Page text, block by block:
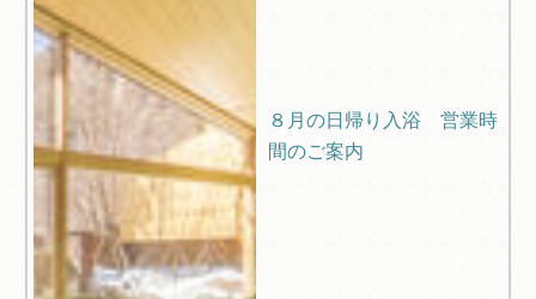
８月の日帰り入浴 営業時
間のご案内